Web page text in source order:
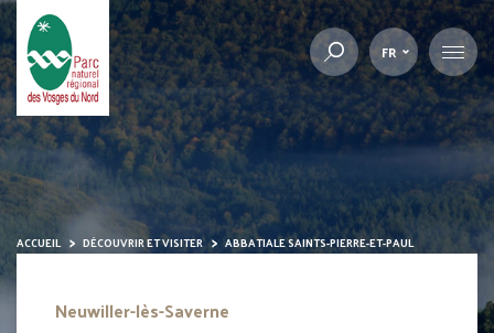
FR
ACCUEIL DÉCOUVRIR ET VISITER ABBATIALE SAINTS-PIERRE-ET-PAUL
Neuwiller-lès-Saverne